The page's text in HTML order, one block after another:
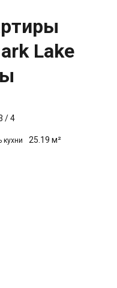
Lake
/4
кухни 25.19 м²